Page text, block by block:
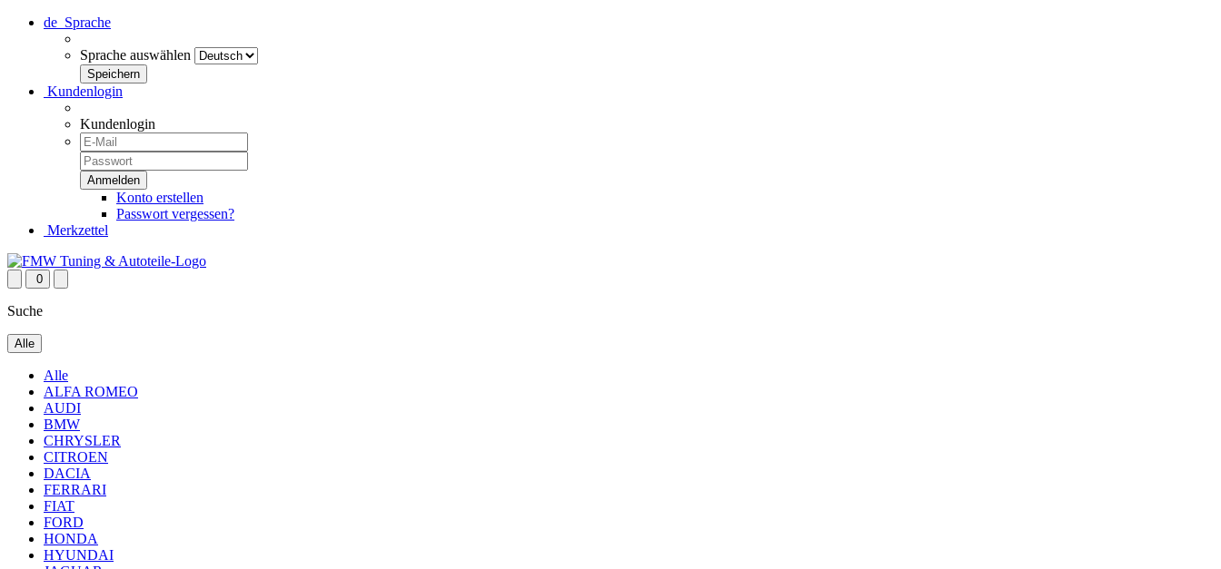
de Sprache
Sprache auswählen
Kundenlogin
Kundenlogin
Konto erstellen
Passwort vergessen?
Merkzettel
0
Suche
Alle
Alle
ALFA ROMEO
AUDI
BMW
CHRYSLER
CITROEN
DACIA
FERRARI
FIAT
FORD
HONDA
HYUNDAI